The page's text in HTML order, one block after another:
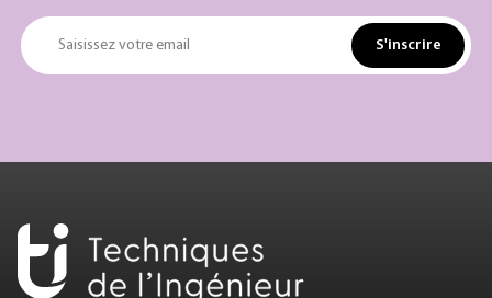
Saisissez votre email S'inscrire